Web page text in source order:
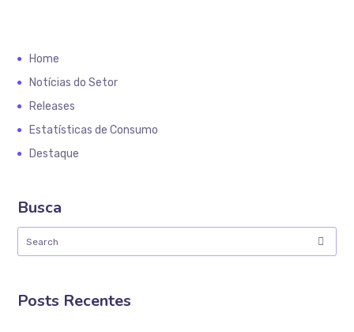
Home
Notícias do Setor
Releases
Estatísticas de Consumo
Destaque
Busca
Posts Recentes